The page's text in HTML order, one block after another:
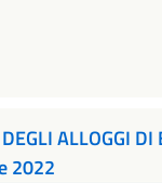
ALLOGGI
2022